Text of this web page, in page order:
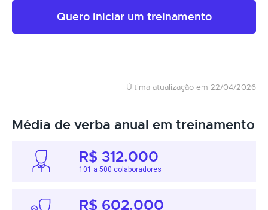
Quero iniciar um treinamento
Última atualização em 22/04/2026
Média de verba anual em treinamento
R$ 312.000
101 a 500 colaboradores
R$ 602.000